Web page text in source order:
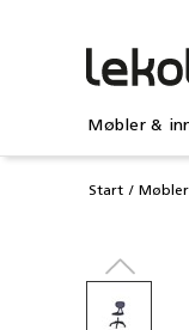
Møbler &
Start